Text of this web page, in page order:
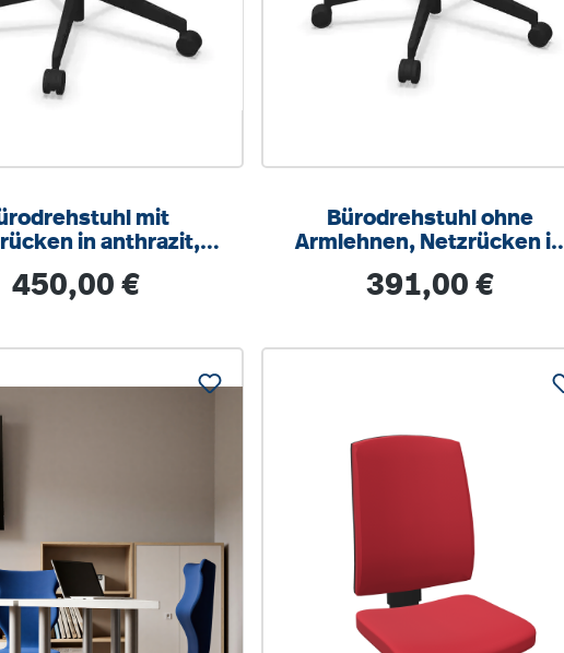
mit
in anthrazit,
Regulärer Preis:
450,00 €
Bürodrehstuhl ohne
Armlehnen, Netzrücken in
Synchronmechanik,
Regulärer Preis:
391,00 €